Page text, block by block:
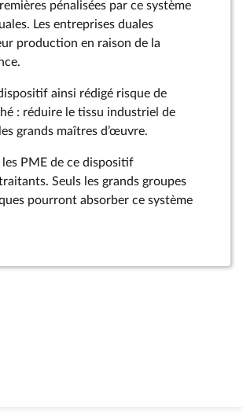
pénalisées par ce système
Les entreprises duales
production en raison de la
ainsi rédigé risque de
: réduire le tissu industriel de
grands maîtres d’œuvre.
PME de ce dispositif
Seuls les grands groupes
pourront absorber ce système